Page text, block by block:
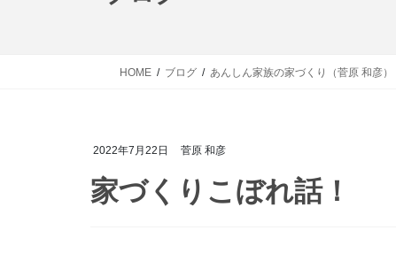
HOME ブログ あんしん家族の家づくり（菅原 和彦）
2022年7月22日 菅原 和彦
家づくりこぼれ話！